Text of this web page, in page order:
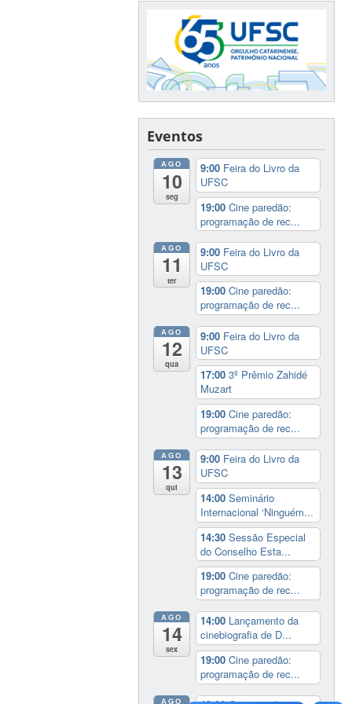
Eventos
AGO
10
seg
9:00 Feira do Livro da
UFSC
19:00Cine paredão:
programação de rec...
AGO
11
ter
9:00 Feira do Livro da
UFSC
19:00Cine paredão:
programação de rec...
AGO
12
qua
9:00 Feira do Livro da
UFSC
17:003º Prêmio Zahidé
Muzart
19:00Cine paredão:
programação de rec...
AGO
13
qui
9:00 Feira do Livro da
UFSC
14:00Seminário
Internacional ‘Ninguém...
14:30Sessão Especial
do Conselho Esta...
19:00Cine paredão:
programação de rec...
AGO
14
sex
14:00 Lançamento da
cinebiografia de D...
19:00Cine paredão:
programação de rec...
AGO